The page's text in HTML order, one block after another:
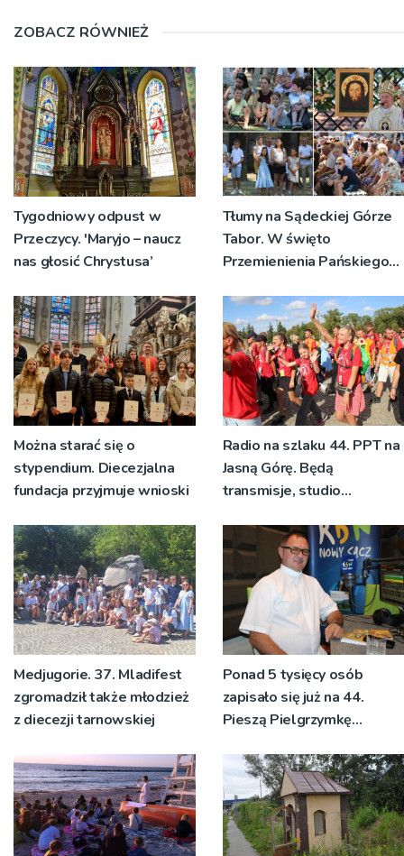
ZOBACZ RÓWNIEŻ
Tygodniowy odpust w
Przeczycy. 'Maryjo – naucz
nas głosić Chrystusa’
Tłumy na Sądeckiej Górze
Tabor. W święto
Przemienienia Pańskiego
znaczeniu Sakramentów
[ZDJĘCIA]
Można starać się o
stypendium. Diecezjalna
fundacja przyjmuje wnioski
Radio na szlaku 44. PPT na
Jasną Górę. Będą
transmisje, studio
pozdrowienia
Medjugorie. 37. Mladifest
zgromadził także młodzież
z diecezji tarnowskiej
Ponad 5 tysięcy osób
zapisało się już na 44.
Pieszą Pielgrzymkę